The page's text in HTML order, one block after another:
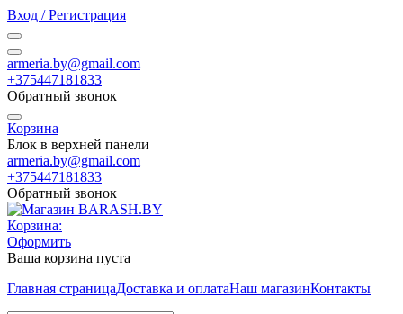
Вход / Регистрация
armeria.by@gmail.com
+375447181833
Обратный звонок
Корзина
Блок в верхней панели
armeria.by@gmail.com
+375447181833
Обратный звонок
Корзина:
Оформить
Ваша корзина пуста
Главная страницаДоставка и оплатаНаш магазинКонтакты